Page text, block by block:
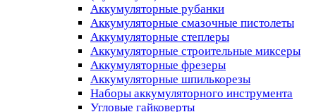
Аккумуляторные рубанки
Аккумуляторные смазочные пистолеты
Аккумуляторные степлеры
Аккумуляторные строительные миксеры
Аккумуляторные фрезеры
Аккумуляторные шпилькорезы
Наборы аккумуляторного инструмента
Угловые гайковерты